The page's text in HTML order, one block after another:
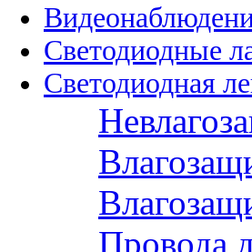
Светодиодные
Светодиодная
Провода